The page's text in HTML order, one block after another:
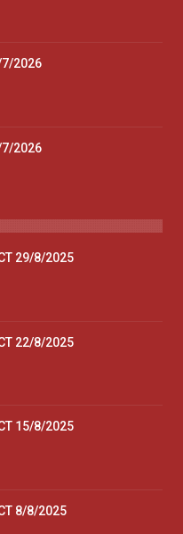
7/2026
7/2026
29/8/2025
22/8/2025
15/8/2025
8/8/2025